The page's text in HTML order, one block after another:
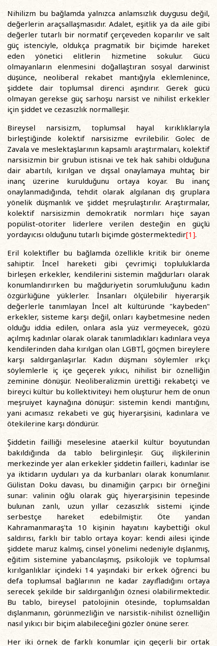
Nihilizm bu bağlamda yalnızca anlamsızlık duygusu değil,
değerlerin araçsallaşmasıdır. Adalet, eşitlik ya da aile gibi
değerler tutarlı bir normatif çerçeveden koparılır ve salt
güç istenciyle, oldukça pragmatik bir biçimde hareket
eden yönetici elitlerin hizmetine sokulur. Gücü
olmayanların elenmesini doğallaştıran sosyal darwinist
düşünce, neoliberal rekabet mantığıyla eklemlenince,
şiddete dair toplumsal direnci aşındırır. Gerek gücü
olmayan gerekse güç sarhoşu narsist ve nihilist erkekler
için şiddet ve cezasızlık normalleşir.
Bireysel narsisizm, toplumsal hayal kırıklıklarıyla
birleştiğinde kolektif narsisizme evrilebilir. Golec de
Zavala ve meslektaşlarının kapsamlı araştırmaları, kolektif
narsisizmin bir grubun istisnai ve tek hak sahibi olduğuna
dair abartılı, kırılgan ve dışsal onaylamaya muhtaç bir
inanç üzerine kurulduğunu ortaya koyar. Bu inanç
onaylanmadığında, tehdit olarak algılanan dış gruplara
yönelik düşmanlık ve şiddet meşrulaştırılır. Araştırmalar,
kolektif narsisizmin demokratik normları hiçe sayan
popülist-otoriter liderlere verilen desteğin en güçlü
yordayıcısı olduğunu tutarlı biçimde göstermektedir[1].
Eril kolektifler bu bağlamda özellikle kritik bir öneme
sahiptir. İncel hareketi gibi çevrimiçi topluluklarda
birleşen erkekler, kendilerini sistemin mağdurları olarak
konumlandırırken bu mağduriyetin sorumluluğunu kadın
özgürlüğüne yüklerler. İnsanları ölçülebilir hiyerarşik
değerlerle tanımlayan İncel alt kültüründe "kaybeden"
erkekler, sisteme karşı değil, onları kaybetmesine neden
olduğu iddia edilen, onlara asla yüz vermeyecek, gözü
açılmış kadınlar olarak olarak tanımladıkları kadınlara veya
kendilerinden daha kırılgan olan LGBTİ, göçmen bireylere
karşı saldırganlaşırlar. Kadın düşmanı söylemler ırkçı
söylemlerle iç içe geçerek yıkıcı, nihilist bir öznelliğin
zeminine dönüşür. Neoliberalizmin ürettiği rekabetçi ve
bireyci kültür bu kollektiviteyi hem oluşturur hem de onun
meşruiyet kaynağına dönüşür: sistemin kendi mantığını,
yani acımasız rekabeti ve güç hiyerarşisini, kadınlara ve
ötekilerine karşı döndürür.
Şiddetin failliği meselesine ataerkil kültür boyutundan
bakıldığında da tablo belirginleşir. Güç ilişkilerinin
merkezinde yer alan erkekler şiddetin failleri, kadınlar ise
ya iktidarın uyduları ya da kurbanları olarak konumlanır.
Gülistan Doku davası, bu dinamiğin çarpıcı bir örneğini
sunar: valinin oğlu olarak güç hiyerarşisinin tepesinde
bulunan zanlı, uzun yıllar cezasızlık sistemi içinde
serbestçe hareket edebilmiştir. Öte yandan
Kahramanmaraş'ta 10 kişinin hayatını kaybettiği okul
saldırısı, farklı bir tablo ortaya koyar: kendi ailesi içinde
şiddete maruz kalmış, cinsel yönelimi nedeniyle dışlanmış,
eğitim sistemine yabancılaşmış, psikolojik ve toplumsal
kırılganlıklar içindeki 14 yaşındaki bir erkek öğrenci bu
defa toplumsal bağlarının ne kadar zayıfladığını ortaya
serecek şekilde bir saldırganlığın öznesi olabilirmektedir.
Bu tablo, bireysel patolojinin ötesinde, toplumsaldan
dışlanmanın, görünmezliğin ve narsistik-nihilist öznelliğin
nasıl yıkıcı bir biçim alabileceğini gözler önüne serer.
Her iki örnek de farklı konumlar için geçerli bir ortak